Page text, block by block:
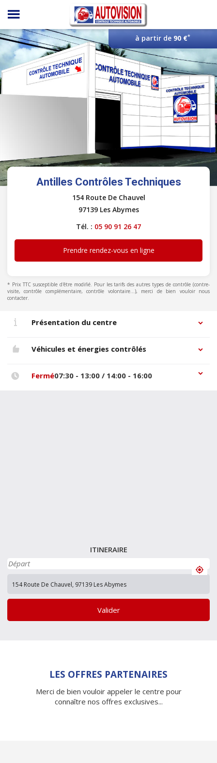
Panneau de gestion des cookies
à partir de 90 €*
Antilles Contrôles Techniques
154 Route De Chauvel
97139 Les Abymes
Tél. : 05 90 91 26 47
Prendre rendez-vous en ligne
* Prix TTC susceptible d'être modifié. Pour les tarifs des autres types de contrôle (contre-
visite, contrôle complémentaire, contrôle volontaire...), merci de bien vouloir nous
contacter.
Présentation du centre
Véhicules et énergies contrôlés
Fermé07:30 - 13:00 / 14:00 - 16:00
ITINERAIRE
Valider
LES OFFRES PARTENAIRES
Merci de bien vouloir appeler le centre pour
connaître nos offres exclusives...